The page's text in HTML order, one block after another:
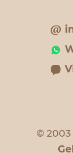
© 2003